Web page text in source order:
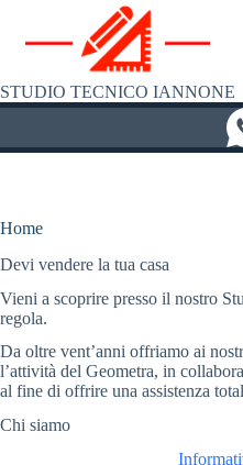
contenuto
STUDIO TECNICO IANNONE
Home
Devi vendere la tua casa
Vieni a scoprire presso il nostro
regola.
Da oltre vent’anni offriamo ai
l’attività del Geometra, in
al fine di offrire una assistenza
Chi siamo